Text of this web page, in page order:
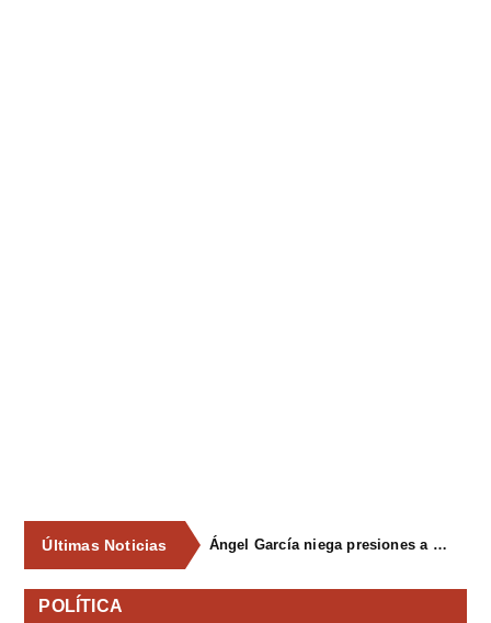
Últimas Noticias Ángel García niega presiones a comercios y asegura que el Ayuntamiento cumple "de manera muy rigurosa" la Ley de Contratos
POLÍTICA